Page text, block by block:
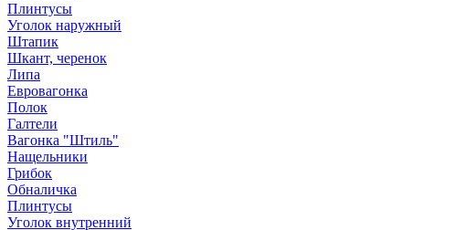
Плинтусы
Уголок наружный
Штапик
Шкант, черенок
Липа
Евровагонка
Полок
Галтели
Вагонка "Штиль"
Нащельники
Грибок
Обналичка
Плинтусы
Уголок внутренний